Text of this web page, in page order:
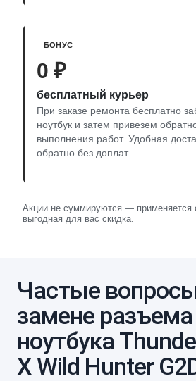
БОНУС
0 ₽
бесплатный курьер
При заказе ремонта бесплатно
ноутбук и затем привезем
выполнения работ. Удобная
обратно без доплат.
Акции не суммируются — применяется
выгодная для вас скидка.
Частые
замене
ноутбука
X Wild Hunter